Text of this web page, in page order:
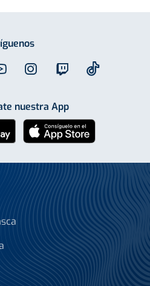
nuestra App